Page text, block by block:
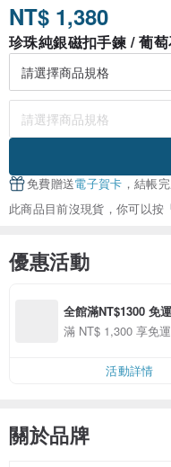
NT$ 1,380
珍珠純銀磁扣手鍊 / 葡
免費贈送電子賀卡 ，結帳
此商品目前沒現貨，你可以按
優惠活動
全館滿NT$1300 免運
滿 NT$ 1,300 享免運
活動詳情
關於品牌